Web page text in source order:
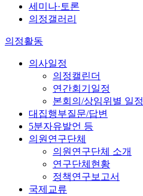
세미나·토론
의정갤러리
의정활동
의사일정
의정캘린더
연간회기일정
본회의/상임위별 일정
대집행부질문/답변
5분자유발언 등
의원연구단체
의원연구단체 소개
연구단체현황
정책연구보고서
국제교류